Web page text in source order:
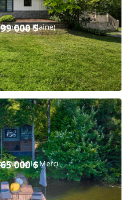
(La Plaine)
000 $
de-la-Merci
000 $